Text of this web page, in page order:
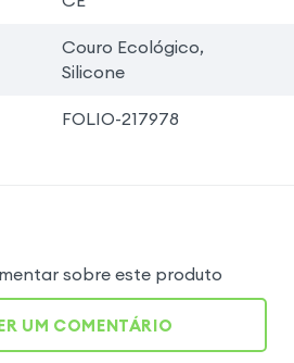
Couro Ecológico,
Silicone
FOLIO-217978
sobre este produto
UM COMENTÁRIO